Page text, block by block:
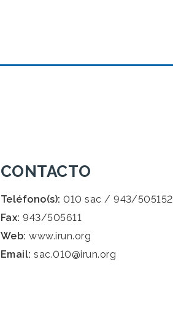
CONTACTO
Teléfono(s): 010 sac / 943/505152
Fax: 943/505611
Web: www.irun.org
Email: sac.010@irun.org